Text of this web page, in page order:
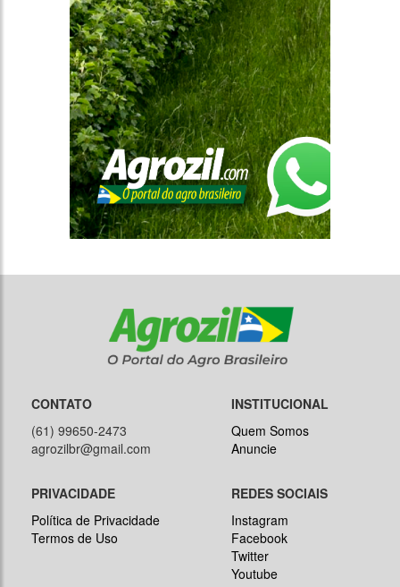
CONTATO
(61) 99650-2473
agrozilbr@gmail.com
INSTITUCIONAL
Quem Somos
Anuncie
PRIVACIDADE
Política de Privacidade
Termos de Uso
REDES SOCIAIS
Instagram
Facebook
Twitter
Youtube